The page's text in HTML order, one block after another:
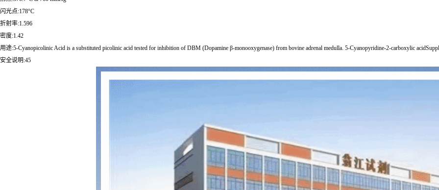
闪光点:178°C
折射率:1.596
密度:1.42
用途:5-Cyanopicolinic Acid is a substituted picolinic acid tested for inhibition of DBM (Dopamine β-monooxygenase) from bovine adrenal medulla. 5-Cyanopyridine-2-carboxylic
安全说明:45